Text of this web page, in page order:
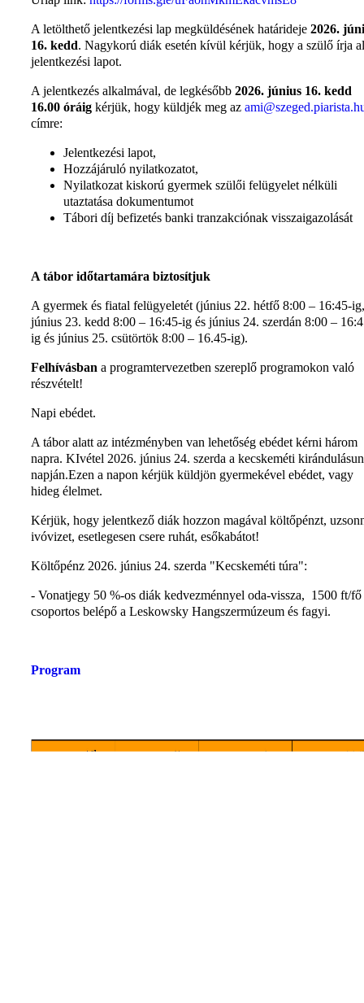
A letölthető jelentkezési lap megküldésének határideje 2026.
16. kedd. Nagykorú diák esetén kívül kérjük, hogy a szülő írja
jelentkezési lapot.
A jelentkezés alkalmával, de legkésőbb 2026. június 16. kedd
16.00 óráig kérjük, hogy küldjék meg az
címre:
Jelentkezési lapot,
Hozzájáruló nyilatkozatot,
Nyilatkozat kiskorú gyermek szülői felügyelet nélküli
utaztatása dokumentumot
Tábori díj befizetés banki tranzakciónak visszaigazolását
A tábor időtartamára biztosítjuk
A gyermek és fiatal felügyeletét (június 22. hétfő 8:00 – 16:45-ig,
június 23. kedd 8:00 – 16:45-ig és június 24. szerdán 8:00 –
ig és június 25. csütörtök 8:00 – 16.45-ig).
Felhívásban a programtervezetben szereplő programokon való
részvételt!
Napi ebédet.
A tábor alatt az intézményben van lehetőség ebédet kérni három
napra. KIvétel 2026. június 24. szerda a kecskeméti
napján.Ezen a napon kérjük küldjön gyermekével ebédet, vagy
hideg élelmet.
Kérjük, hogy jelentkező diák hozzon magával költőpénzt,
ivóvizet, esetlegesen csere ruhát, esőkabátot!
Költőpénz 2026. június 24. szerda "Kecskeméti túra":
- Vonatjegy 50 %-os diák kedvezménnyel oda-vissza, 1500 ft/fő
csoportos belépő a Leskowsky Hangszermúzeum és fagyi.
Program